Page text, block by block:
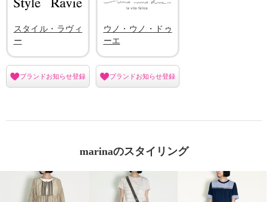
スタイル・ラヴィ
ー
ブランドお知らせ登録
ウノ・ウノ・ドゥ
ーエ
ブランドお知らせ登録
marinaのスタイリング